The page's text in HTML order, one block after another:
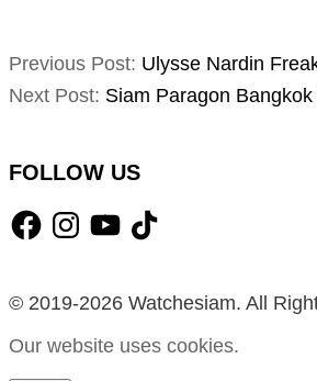
2026-
02
Previous Post: Ulysse Nardin
Next Post: Siam Paragon
FOLLOW US
FacebookInstagramYouTube
TikTok
© 2019-2026 Watchesiam. All
Our website uses cookies.